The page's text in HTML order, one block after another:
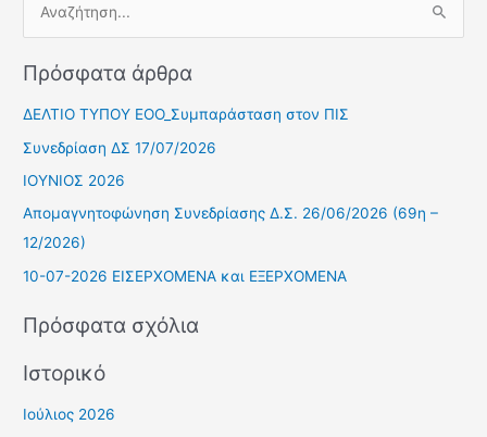
ζ
σ
η
γ
:
Πρόσφατα άρθρα
ΔΕΛΤΙΟ ΤΥΠΟΥ ΕΟΟ_Συμπαράσταση στον ΠΙΣ
Συνεδρίαση ΔΣ 17/07/2026
ΙΟΥΝΙΟΣ 2026
Απομαγνητοφώνηση Συνεδρίασης Δ.Σ. 26/06/2026 (69η –
12/2026)
10-07-2026 ΕΙΣΕΡΧΟΜΕΝΑ και ΕΞΕΡΧΟΜΕΝΑ
Πρόσφατα σχόλια
Ιστορικό
Ιούλιος 2026